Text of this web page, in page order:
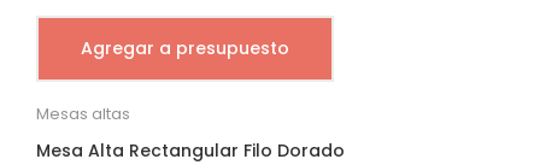
Agregar a presupuesto
Mesas altas
Mesa Alta Rectangular Filo Dorado